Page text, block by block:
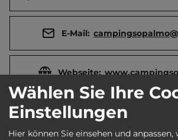
E-Mail:
Webseite:
Öffnungszeiten:
Wählen Sie Ihre
Einstellungen
Hier können Sie einsehen und anpassen,